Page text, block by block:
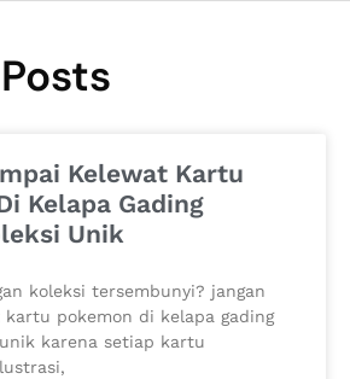
Kelewat Kartu
Kelapa Gading
Unik
koleksi tersembunyi? jangan
kartu pokemon di kelapa gading
karena setiap kartu